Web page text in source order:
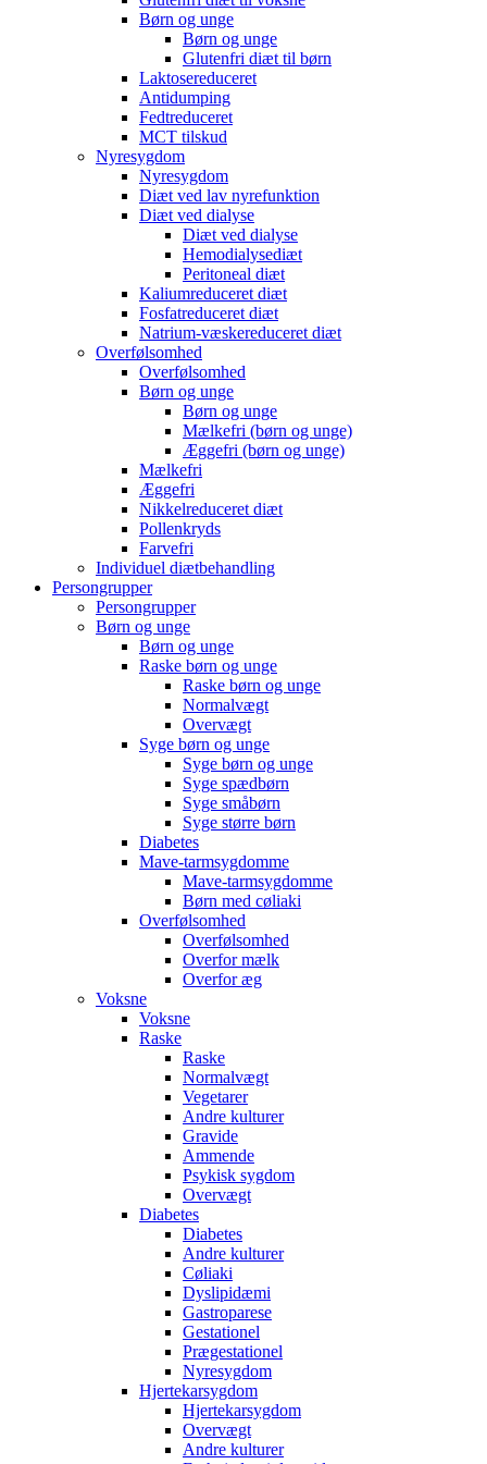
Børn og unge
Børn og unge
Glutenfri diæt til børn
Laktosereduceret
Antidumping
Fedtreduceret
MCT tilskud
Nyresygdom
Nyresygdom
Diæt ved lav nyrefunktion
Diæt ved dialyse
Diæt ved dialyse
Hemodialysediæt
Peritoneal diæt
Kaliumreduceret diæt
Fosfatreduceret diæt
Natrium-væskereduceret diæt
Overfølsomhed
Overfølsomhed
Børn og unge
Børn og unge
Mælkefri (børn og unge)
Æggefri (børn og unge)
Mælkefri
Æggefri
Nikkelreduceret diæt
Pollenkryds
Farvefri
Individuel diætbehandling
Persongrupper
Persongrupper
Børn og unge
Børn og unge
Raske børn og unge
Raske børn og unge
Normalvægt
Overvægt
Syge børn og unge
Syge børn og unge
Syge spædbørn
Syge småbørn
Syge større børn
Diabetes
Mave-tarmsygdomme
Mave-tarmsygdomme
Børn med cøliaki
Overfølsomhed
Overfølsomhed
Overfor mælk
Overfor æg
Voksne
Voksne
Raske
Raske
Normalvægt
Vegetarer
Andre kulturer
Gravide
Ammende
Psykisk sygdom
Overvægt
Diabetes
Diabetes
Andre kulturer
Cøliaki
Dyslipidæmi
Gastroparese
Gestationel
Prægestationel
Nyresygdom
Hjertekarsygdom
Hjertekarsygdom
Overvægt
Andre kulturer